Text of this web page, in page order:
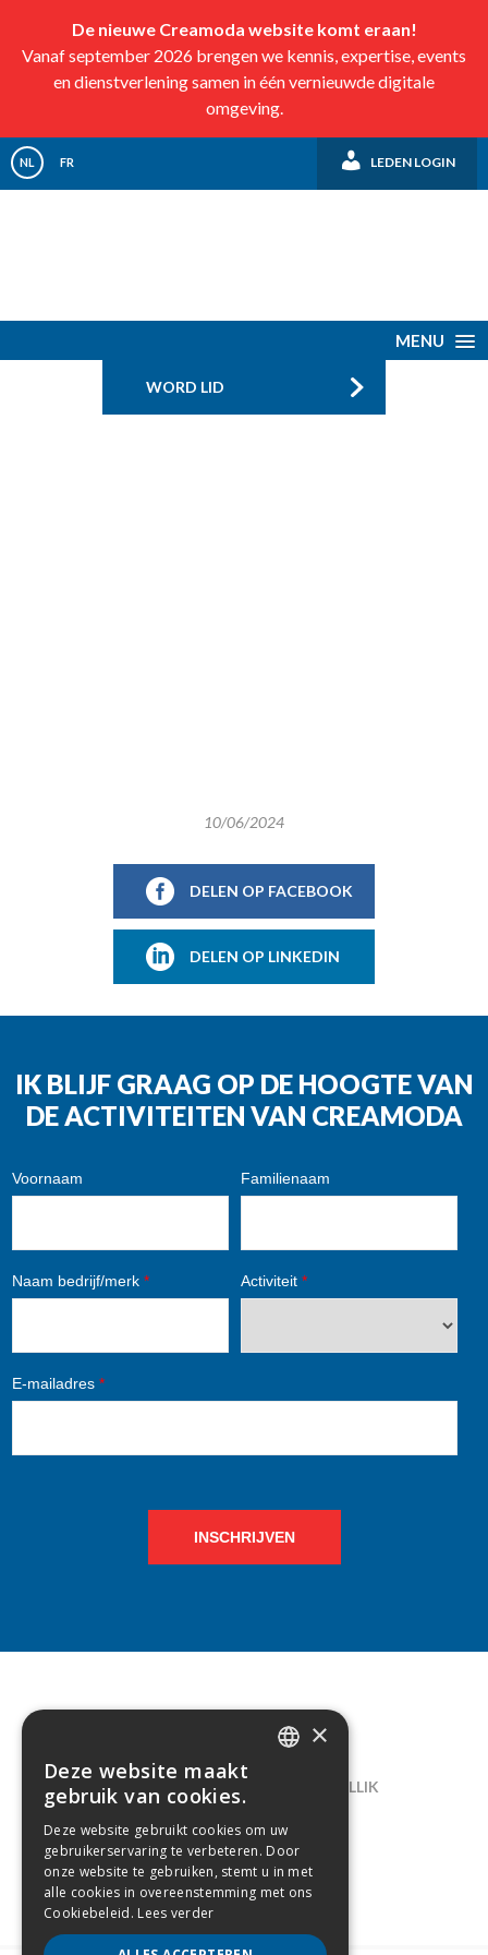
De nieuwe Creamoda website komt eraan!
Vanaf september 2026 brengen we kennis, expertise, events
en dienstverlening samen in één vernieuwde digitale
omgeving.
NL FR LEDEN LOGIN
MENU
WORD LID
10/06/2024
DELEN OP FACEBOOK
DELEN OP LINKEDIN
IK BLIJF GRAAG OP DE HOOGTE VAN
DE ACTIVITEITEN VAN CREAMODA
Voornaam Familienaam
Naam bedrijf/merk * Activiteit *
E-mailadres *
INSCHRIJVEN
CONTACT
LELIEGAARDE 22, B-1731 ZELLIK
02/238.10.11
INFO@CREAMODA.BE
BE0407.694.265
×
Deze website maakt
gebruik van cookies.
Deze website gebruikt cookies om uw
gebruikerservaring te verbeteren. Door
onze website te gebruiken, stemt u in met
alle cookies in overeenstemming met ons
Cookiebeleid. Lees verder